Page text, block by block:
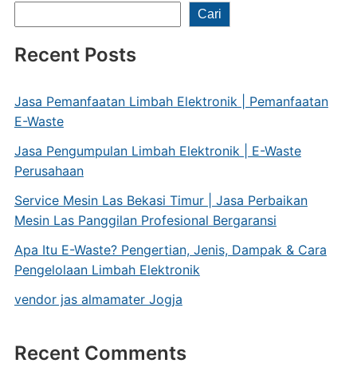
Cari
Recent Posts
Jasa Pemanfaatan Limbah Elektronik | Pemanfaatan
E-Waste
Jasa Pengumpulan Limbah Elektronik | E-Waste
Perusahaan
Service Mesin Las Bekasi Timur | Jasa Perbaikan
Mesin Las Panggilan Profesional Bergaransi
Apa Itu E-Waste? Pengertian, Jenis, Dampak & Cara
Pengelolaan Limbah Elektronik
vendor jas almamater Jogja
Recent Comments